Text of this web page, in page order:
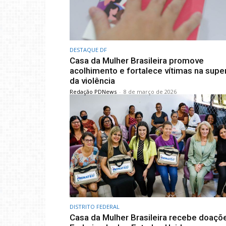
DESTAQUE DF
Casa da Mulher Brasileira promove
acolhimento e fortalece vítimas na
da violência
Redação PDNews - 8 de março de 2026
DISTRITO FEDERAL
Casa da Mulher Brasileira recebe